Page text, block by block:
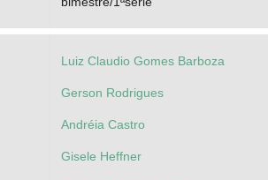
Luiz Claudio Gomes Barboza
Gerson Rodrigues
Andréia Castro
Gisele Heffner